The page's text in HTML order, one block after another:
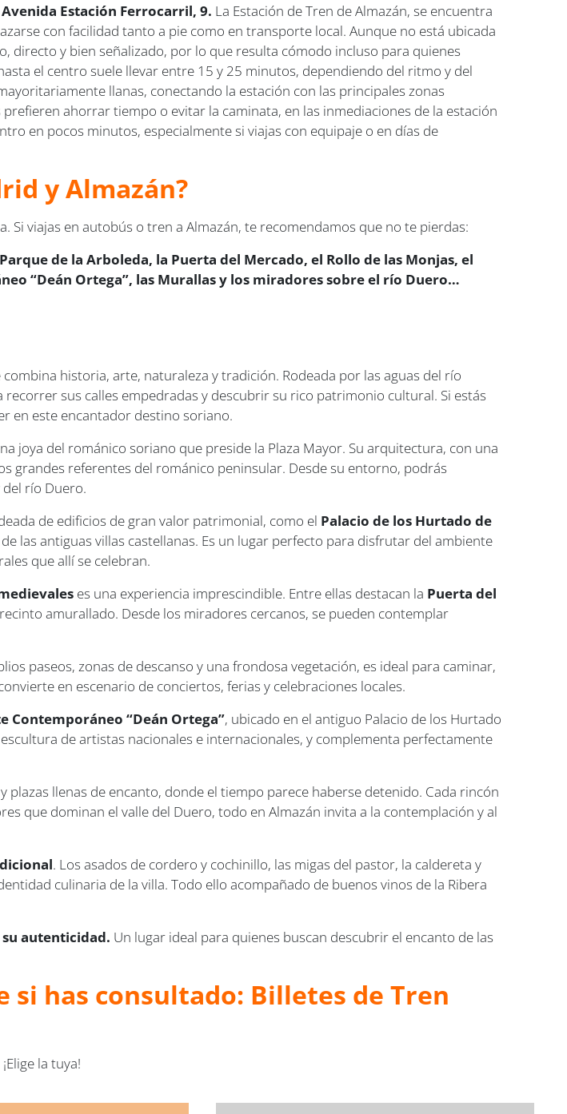
Estación Ferrocarril, 9. La Estación de Tren de Almazán, se encuentra
con facilidad tanto a pie como en transporte local. Aunque no está ubicada
directo y bien señalizado, por lo que resulta cómodo incluso para quienes
el centro suele llevar entre 15 y 25 minutos, dependiendo del ritmo y del
llanas, conectando la estación con las principales zonas
ahorrar tiempo o evitar la caminata, en las inmediaciones de la estación
en pocos minutos, especialmente si viajas con equipaje o en días de
y Almazán?
Si viajas en autobús o tren a Almazán, te recomendamos que no te pierdas:
de la Arboleda, la Puerta del Mercado, el Rollo de las Monjas, el
“Deán Ortega”, las Murallas y los miradores sobre el río Duero…
combina historia, arte, naturaleza y tradición. Rodeada por las aguas del río
sus calles empedradas y descubrir su rico patrimonio cultural. Si estás
en este encantador destino soriano.
joya del románico soriano que preside la Plaza Mayor. Su arquitectura, con una
grandes referentes del románico peninsular. Desde su entorno, podrás
río Duero.
de edificios de gran valor patrimonial, como el Palacio de los Hurtado de
las antiguas villas castellanas. Es un lugar perfecto para disfrutar del ambiente
que allí se celebran.
es una experiencia imprescindible. Entre ellas destacan la Puerta del
amurallado. Desde los miradores cercanos, se pueden contemplar
paseos, zonas de descanso y una frondosa vegetación, es ideal para caminar,
en escenario de conciertos, ferias y celebraciones locales.
Contemporáneo “Deán Ortega”, ubicado en el antiguo Palacio de los Hurtado
de artistas nacionales e internacionales, y complementa perfectamente
plazas llenas de encanto, donde el tiempo parece haberse detenido. Cada rincón
que dominan el valle del Duero, todo en Almazán invita a la contemplación y al
. Los asados de cordero y cochinillo, las migas del pastor, la caldereta y
culinaria de la villa. Todo ello acompañado de buenos vinos de la Ribera
autenticidad. Un lugar ideal para quienes buscan descubrir el encanto de las
has consultado: Billetes de Tren
¡Elige la tuya!